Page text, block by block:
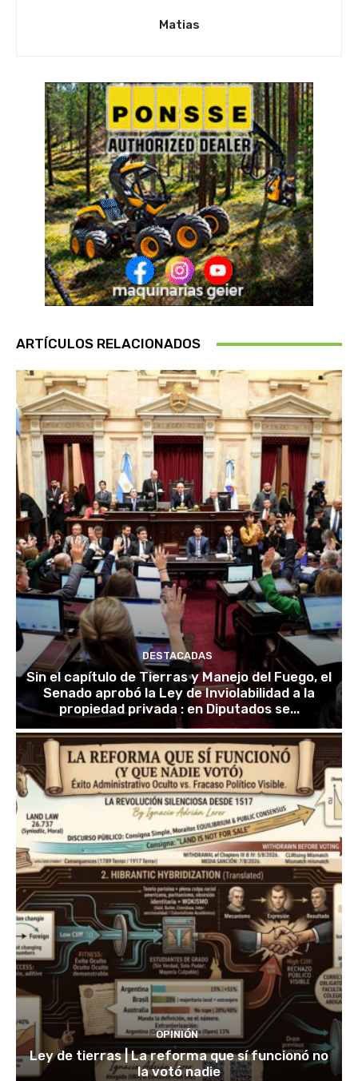
Matias
ARTÍCULOS RELACIONADOS
DESTACADAS
Sin el capítulo de Tierras y Manejo del Fuego, el
Senado aprobó la Ley de Inviolabilidad a la
propiedad privada : en Diputados se...
OPINIÓN
Ley de tierras | La reforma que sí funcionó no
la votó nadie